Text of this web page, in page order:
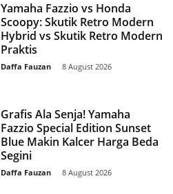
Yamaha Fazzio vs Honda
Scoopy: Skutik Retro Modern
Hybrid vs Skutik Retro Modern
Praktis
Daffa Fauzan 8 August 2026
Grafis Ala Senja! Yamaha
Fazzio Special Edition Sunset
Blue Makin Kalcer Harga Beda
Segini
Daffa Fauzan 8 August 2026